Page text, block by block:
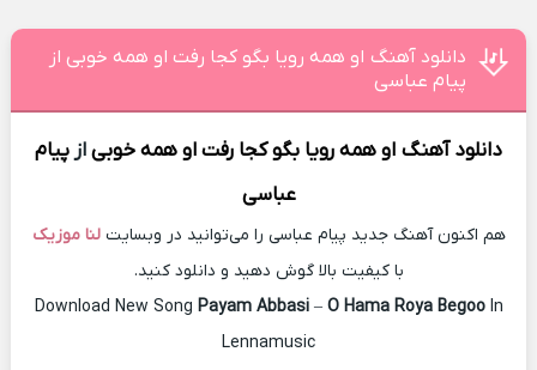
دانلود آهنگ او همه رویا بگو کجا رفت او همه خوبی از
پیام عباسی
دانلود آهنگ او همه رویا بگو کجا رفت او همه خوبیازپیام
عباسی
هم اکنون آهنگ جدید پیام عباسی را می‌توانید در وبسایتلنا موزیک
با کیفیت بالا گوش دهید و دانلود کنید.
Download New Song Payam Abbasi– O Hama Roya BegooIn
Lennamusic